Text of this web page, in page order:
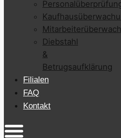
Diebstahl
&
Betrugsaufklärung
Filialen
FAQ
Kontakt